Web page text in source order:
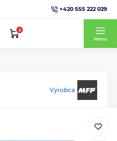
+420 555 222 029
0
Menu
Výrobca